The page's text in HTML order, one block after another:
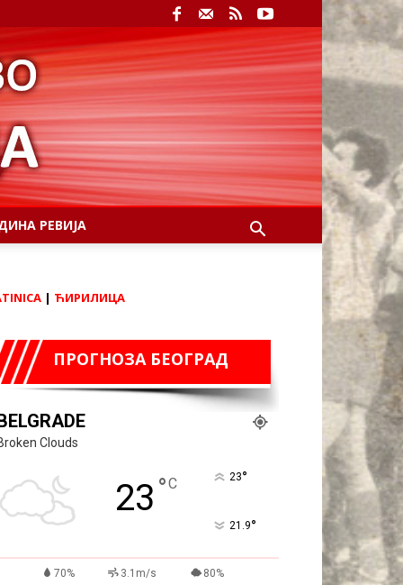
РЕВИЈА
| ЋИРИЛИЦА
ПРОГНОЗА БЕОГРАД
Clouds
23 °C 23°
21.9°
70% 3.1m/s 80%